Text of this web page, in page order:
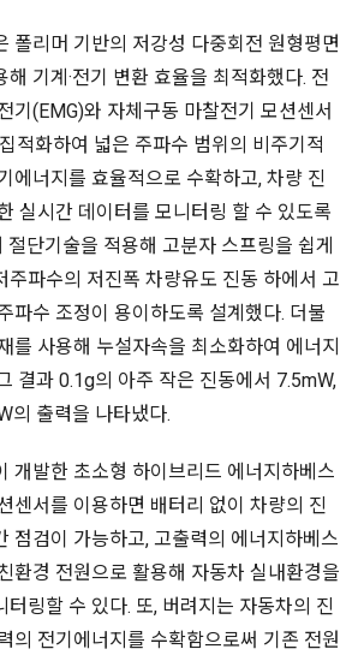
폴리머 기반의 저강성 다중회전 원형평면
기계·전기 변환 효율을 최적화했다. 전
기(EMG)와 자체구동 마찰전기 모션센서
적화하여 넓은 주파수 범위의 비주기적
에너지를 효율적으로 수확하고, 차량 진
실시간 데이터를 모니터링 할 수 있도록
절단기술을 적용해 고분자 스프링을 쉽게
주파수의 저진폭 차량유도 진동 하에서 고
파수 조정이 용이하도록 설계했다. 더불
를 사용해 누설자속을 최소화하여 에너지
결과 0.1g의 아주 작은 진동에서 7.5mW,
의 출력을 나타냈다.
개발한 초소형 하이브리드 에너지하베스
센서를 이용하면 배터리 없이 차량의 진
점검이 가능하고, 고출력의 에너지하베스
환경 전원으로 활용해 자동차 실내환경을
터링할 수 있다. 또, 버려지는 자동차의 진
의 전기에너지를 수확함으로써 기존 전원